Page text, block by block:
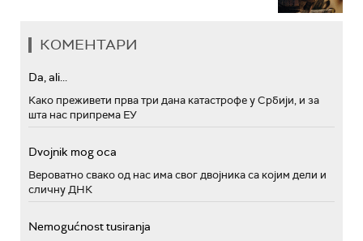
КОМЕНТАРИ
Da, ali...
Како преживети прва три дана катастрофе у Србији, и за
шта нас припрема ЕУ
Dvojnik mog oca
Вероватно свако од нас има свог двојника са којим дели и
сличну ДНК
Nemogućnost tusiranja